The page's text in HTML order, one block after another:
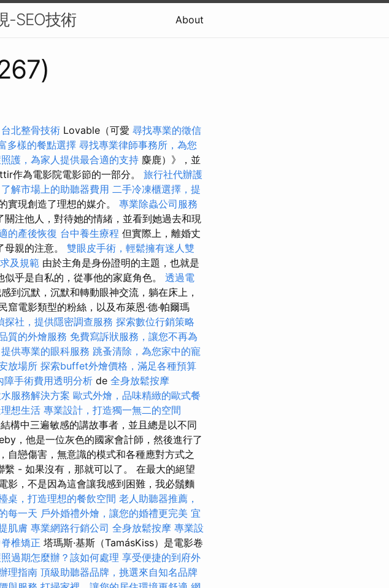
-SEO技術 About
台北整骨技術 Lovable（可愛 尋找專業的徵信
多樣的餐點選擇 尋找專業律師事務所，為您
護，為家人提供最合適的支持 麋鹿）》，並
作為電影院電影節的一部分。 旅行社代辦護
解市場上的助聽器費用 二手冷凍櫃選擇，提
實現創造了理想的媒介。 專業除蟲公司服務
注他人，對待她的情緒，並看到她過去和現
的產後恢復 台中養生療程 但實際上，離婚丈
親的注意。 雙眼皮手術，輕鬆擁有迷人雙
及規範 由於主角是身份證明的主題，也就是
乎是自私的，從事他的家庭角色。 透過電
到沉默，沉默和轉動眼神交流，躺在床上，
電影類型的粉絲，以及布萊恩·德·帕爾瑪
探社，提供隱密調查服務 探索數位行銷策略
質的外燴服務 免費寫訴狀服務，讓您不再為
供專業的眼科服務 跳蚤清除，為您家中的寵
放場所 探索buffet外燴價格，滿足各種預算
障手術費用透明分析 de 全身放鬆按摩
服務解決方案 歐式外燴，品味精緻的歐式餐
想生活 專業設計，打造獨一無二的空間
構中三遍敏感的講故事者，並且總是以不同
，他是一位灰色的國家會計師，然後進行了
自戀傷害，無意識的模式和各種應對方式之
- 如果沒有，那就可以了。 在最大的絕望
影，不是因為這會讓我感到困難，我必鬚麵
桌，打造理想的餐飲空間 老人助聽器推薦，
每一天 戶外婚禮外燴，讓您的婚禮更完美 宜
肌膚 專業網路行銷公司 全身放鬆按摩 專業設
椎矯正 塔瑪斯·基斯（TamásKiss）是電影卷
過期怎麼辦？該如何處理 享受便捷的到府外
理指南 頂級助聽器品牌，挑選來自知名品牌